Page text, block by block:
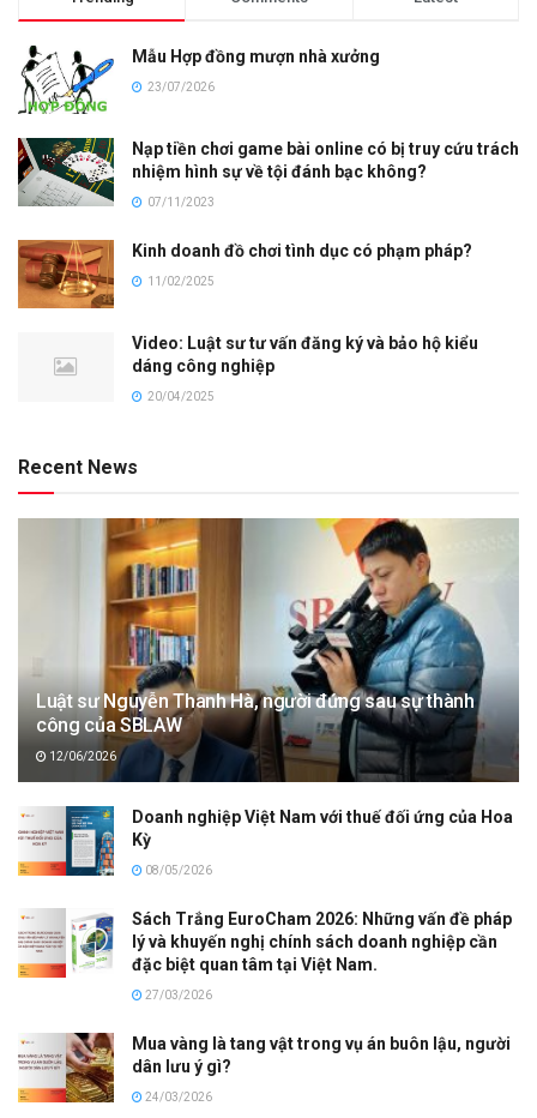
Mẫu Hợp đồng mượn nhà xưởng
23/07/2026
Nạp tiền chơi game bài online có bị truy cứu trách
nhiệm hình sự về tội đánh bạc không?
07/11/2023
Kinh doanh đồ chơi tình dục có phạm pháp?
11/02/2025
Video: Luật sư tư vấn đăng ký và bảo hộ kiểu
dáng công nghiệp
20/04/2025
Recent News
Luật sư Nguyễn Thanh Hà, người đứng sau sự thành
công của SBLAW
12/06/2026
Doanh nghiệp Việt Nam với thuế đối ứng của Hoa
Kỳ
08/05/2026
Sách Trắng EuroCham 2026: Những vấn đề pháp
lý và khuyến nghị chính sách doanh nghiệp cần
đặc biệt quan tâm tại Việt Nam.
27/03/2026
Mua vàng là tang vật trong vụ án buôn lậu, người
dân lưu ý gì?
24/03/2026